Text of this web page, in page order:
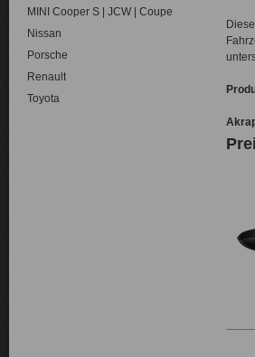
MINI Cooper S | JCW | Coupe
Nissan
Porsche
Renault
Toyota
Diese